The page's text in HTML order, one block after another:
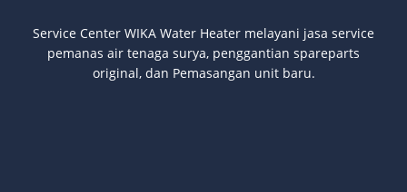
Service Center WIKA Water Heater melayani jasa service
pemanas air tenaga surya, penggantian spareparts
original, dan Pemasangan unit baru.